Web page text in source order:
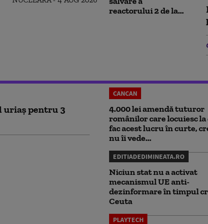
reactorului 2 de la...
uriaș pentru 3
CANCAN
4.000 lei amendă tuturor
românilor care locuiesc la
fac acest lucru în curte,
nu îi vede...
EDITIADEDIMINEATA.RO
Niciun stat nu a activat
mecanismul UE anti-
dezinformare în timpul
Ceuta
PLAYTECH